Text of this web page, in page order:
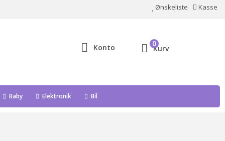
Ønskeliste Kasse
Konto Kurv
0
Baby Elektronik Bil